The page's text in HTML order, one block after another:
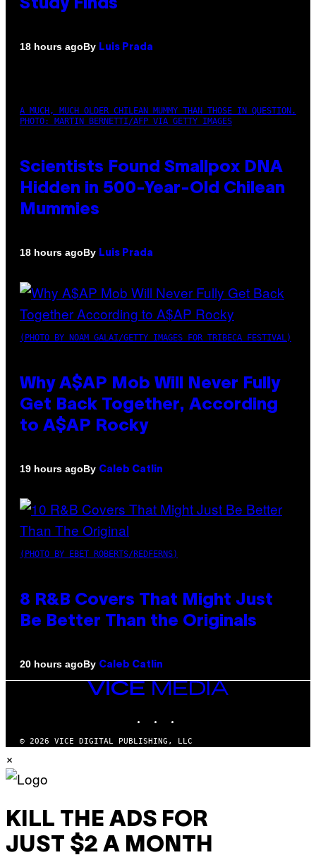
Study Finds
18 hours agoBy Luis Prada
A MUCH, MUCH OLDER CHILEAN MUMMY THAN THOSE IN QUESTION.
PHOTO: MARTIN BERNETTI/AFP VIA GETTY IMAGES
Scientists Found Smallpox DNA
Hidden in 500-Year-Old Chilean
Mummies
18 hours agoBy Luis Prada
(PHOTO BY NOAM GALAI/GETTY IMAGES FOR TRIBECA FESTIVAL)
Why A$AP Mob Will Never Fully
Get Back Together, According
to A$AP Rocky
19 hours agoBy Caleb Catlin
(PHOTO BY EBET ROBERTS/REDFERNS)
8 R&B Covers That Might Just
Be Better Than the Originals
20 hours agoBy Caleb Catlin
VICE
MEDIA
© 2026 VICE DIGITAL PUBLISHING, LLC
×
KILL THE ADS FOR
JUST $2 A MONTH